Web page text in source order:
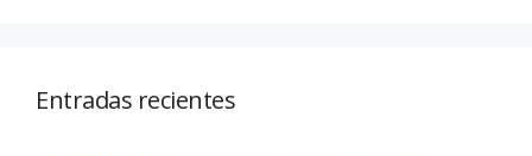
Entradas recientes